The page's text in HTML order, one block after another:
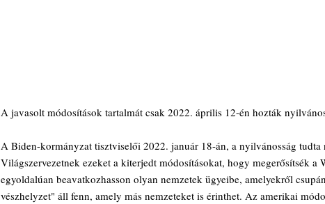
A javasolt módosítások tartalmát csak 2022. április 12-én hozták
A Biden-kormányzat tisztviselői 2022. január 18-án, a nyilvánosság
Világszervezetnek ezeket a kiterjedt módosításokat, hogy megerősítsék a
egyoldalúan beavatkozhasson olyan nemzetek ügyeibe, amelyekről
vészhelyzet" áll fenn, amely más nemzeteket is érinthet. Az amerikai